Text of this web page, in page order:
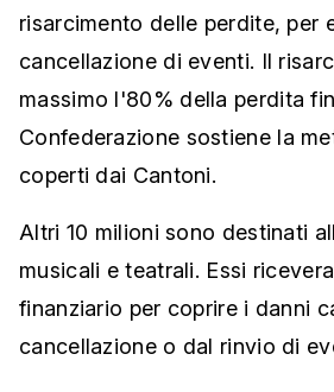
risarcimento delle perdite, per
cancellazione di eventi. Il
massimo l'80% della perdita
Confederazione sostiene la
coperti dai Cantoni.
Altri 10 milioni sono destinati
musicali e teatrali. Essi
finanziario per coprire i danni
cancellazione o dal rinvio di